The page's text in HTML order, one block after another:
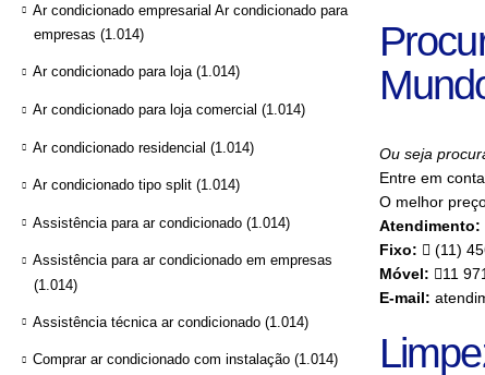
Ou seja
Entre em
O melhor
Atendimento:
Fixo:
(11)
Móvel:
11
E-mail:
Ar condicionado empresarial Ar condicionado para
empresas (1.014)
Ar condicionado para loja(1.014)
Ar condicionado para loja comercial (1.014)
Ar condicionado residencial (1.014)
Ar condicionado tipo split (1.014)
Assistência para ar condicionado (1.014)
Assistência para ar condicionado em empresas
(1.014)
Assistência técnica ar condicionado (1.014)
Comprar ar condicionado com instalação (1.014)